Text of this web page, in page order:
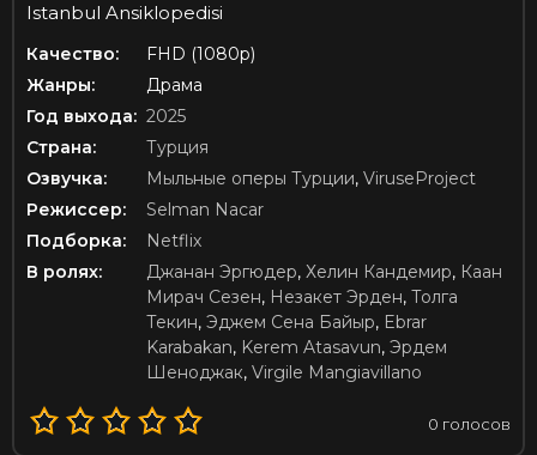
Istanbul Ansiklopedisi
Качество:
FHD (1080p)
Жанры:
Драма
Год выхода: 2025
Страна:
Турция
Озвучка:
Мыльные оперы Турции, ViruseProject
Режиссер:
Selman Nacar
Подборка:
Netflix
В ролях:
Джанан Эргюдер, Хелин Кандемир, Каан
Мирач Сезен, Незакет Эрден, Толга
Текин, Эджем Сена Байыр, Ebrar
Karabakan, Kerem Atasavun, Эрдем
Шеноджак, Virgile Mangiavillano
0 голосов